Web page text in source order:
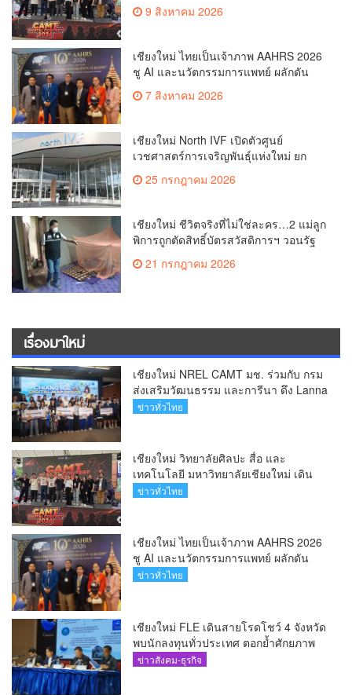
“CAMT Digital Contest 2026”(คลิป)
9 สิงหาคม 2026
เชียงใหม่ ไทยเป็นเจ้าภาพ AAHRS 2026
ชู AI และนวัตกรรมการแพทย์ ผลักดัน
เอเชีย(คลิป)
7 สิงหาคม 2026
เชียงใหม่ North IVF เปิดตัวศูนย์
เวชศาสตร์การเจริญพันธุ์แห่งใหม่ ยก
ระดับเชียงใหม่สู่ ศูนย์กลางการรักษาผู้มี
บุตรยากของภูมิภาค(คลิป)
25 กรกฎาคม 2026
เชียงใหม่ ชีวิตจริงที่ไม่ใช่ละคร…2 แม่ลูก
พิการถูกตัดสิทธิ์บัตรสวัสดิการฯ วอนรัฐ
ทบทวนเกณฑ์ช่วยคนจน(คลิป)
21 กรกฎาคม 2026
เรื่องมาใหม่
เชียงใหม่ NREL CAMT มช. ร่วมกับ กรม
ส่งเสริมวัฒนธรรม และการีนา ดึง Lanna
Soft Power สู่ Free Fire Craftland หนุน
ข่าวทั่วไทย
เชียงใหม่ วิทยาลัยศิลปะ สื่อ และ
เทคโนโลยี มหาวิทยาลัยเชียงใหม่ เดิน
หน้าสร้างแรงบันดาลใจจัดกิจกรรม
ข่าวทั่วไทย
เชียงใหม่ ไทยเป็นเจ้าภาพ AAHRS 2026
ชู AI และนวัตกรรมการแพทย์ ผลักดัน
Medical Hub และศูนย์กลางปลูกผมแห่ง
ข่าวทั่วไทย
เชียงใหม่ FLE เดินสายโรดโชว์ 4 จังหวัด
พบนักลงทุนทั่วประเทศ ตอกย้ำศักยภาพ
ผู้นำธุรกิจระบบน้ำครบวงจร(คลิป)
ข่าวสังคม-ธุรกิจ